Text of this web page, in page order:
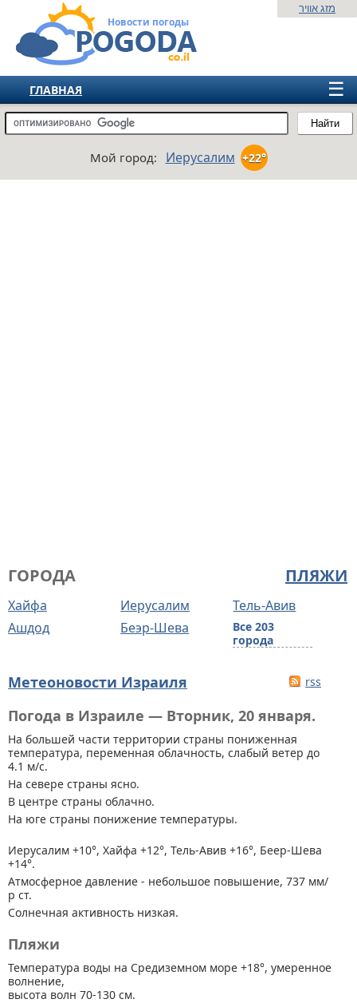
Новости погоды
Найти
מזג אוויר
☰
ГЛАВНАЯ
ИЗРАИЛЬ
ЕВРОПА
Мой город: Иерусалим +22°
ПЛЯЖИ
ГОРОДА
Хайфа Иерусалим
Тель-Авив
Ашдод
Беэр-Шева
Все 203
города
Метеоновости Израиля rss
Погода в Израиле — Вторник, 20 января.
На большей части территории страны пониженная
температура, переменная облачность, слабый ветер до
4.1 м/с.
На севере страны ясно.
В центре страны облачно.
На юге страны понижение температуры.
Иерусалим +10°, Хайфа +12°, Тель-Авив +16°, Беер-Шева
+14°.
Атмосферное давление - небольшое повышение, 737 мм/
р ст.
Солнечная активность низкая.
Пляжи
Температура воды на Средиземном море +18°, умеренное
волнение,
высота волн 70-130 см.